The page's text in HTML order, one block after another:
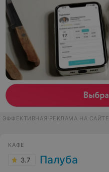
ЭФФЕКТИВНАЯ РЕКЛАМА НА САЙТЕ
КАФЕ
3.7 Палуба